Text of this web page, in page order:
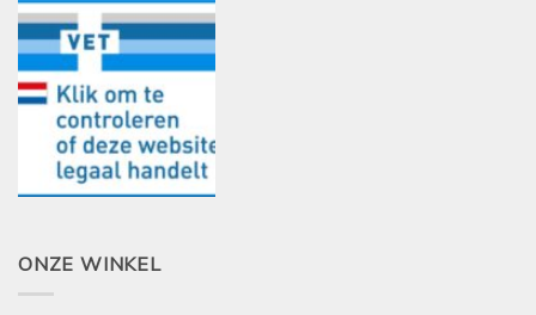
ONZE WINKEL